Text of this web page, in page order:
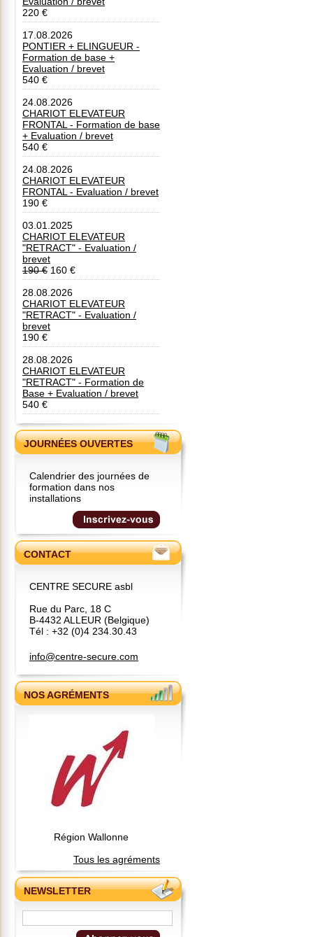
220 €
17.08.2026
PONTIER + ELINGUEUR -
Formation de base +
Evaluation / brevet
540 €
24.08.2026
CHARIOT ELEVATEUR
FRONTAL - Formation de base
+ Evaluation / brevet
540 €
24.08.2026
CHARIOT ELEVATEUR
FRONTAL - Evaluation / brevet
190 €
03.01.2025
CHARIOT ELEVATEUR
"RETRACT" - Evaluation /
brevet
190 € 160 €
28.08.2026
CHARIOT ELEVATEUR
"RETRACT" - Evaluation /
brevet
190 €
28.08.2026
CHARIOT ELEVATEUR
"RETRACT" - Formation de
Base + Evaluation / brevet
540 €
JOURNÉES OUVERTES
Calendrier des journées de
formation dans nos
installations
CONTACT
CENTRE SECURE asbl
Rue du Parc, 18 C
B-4432 ALLEUR (Belgique)
Tél : +32 (0)4 234.30.43
info@centre-secure.com
NOS AGRÉMENTS
Région Wallonne
Tous les agréments
NEWSLETTER